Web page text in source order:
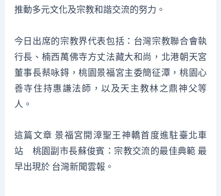
推動多元文化及宗教和諧交流的努力。
今日出席的宗教界代表包括：台灣宗教聯合會執
行長、楠西萬佛寺方丈法藏大和尚，北港朝天宮
董事長蔡咏鍀，桃園景福宮主委簡征潭，桃園心
善寺住持惠謙法師，以及天主教林之鼎神父等
人。
這篇文章 景福宮開漳聖王神轎首度進駐臺北車
站 桃園副市長蘇俊賓：宗教交流的最佳典範 最
早出現於 台灣新聞雲報 。